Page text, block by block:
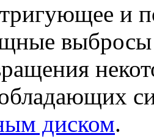
и
выбросы
диском.